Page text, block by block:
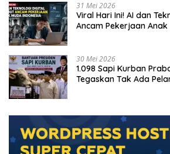
31 Mei 2026
Viral Hari Ini! AI dan
Ancam Pekerjaan
30 Mei 2026
1.098 Sapi Kurban
Tegaskan Tak Ada